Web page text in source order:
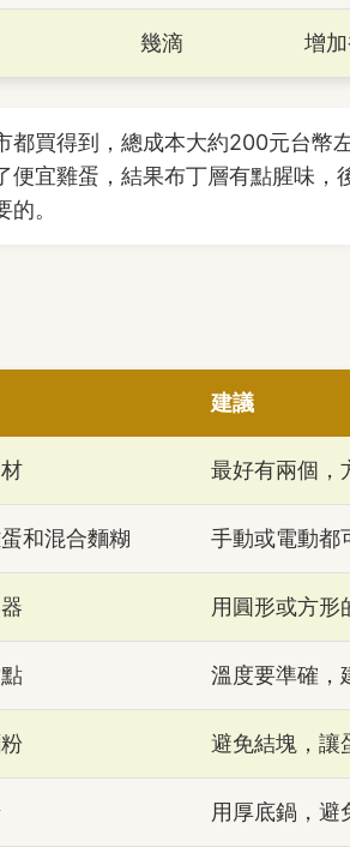
幾滴 增
都買得到，總成本大約200元台幣
便宜雞蛋，結果布丁層有點腥味，
。
建議
最好有兩個，
和混合麵糊 手動或電動都
用圓形或方形
溫度要準確，
避免結塊，讓
用厚底鍋，避